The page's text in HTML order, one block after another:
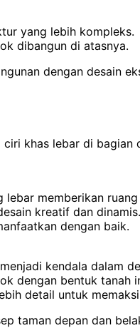
yang lebih kompleks.
dibangun di atasnya.
dengan desain
khas lebar di
lebar memberikan
kreatif dan dinamis.
dengan baik.
kendala dalam
dengan bentuk tanah
detail untuk
taman depan dan